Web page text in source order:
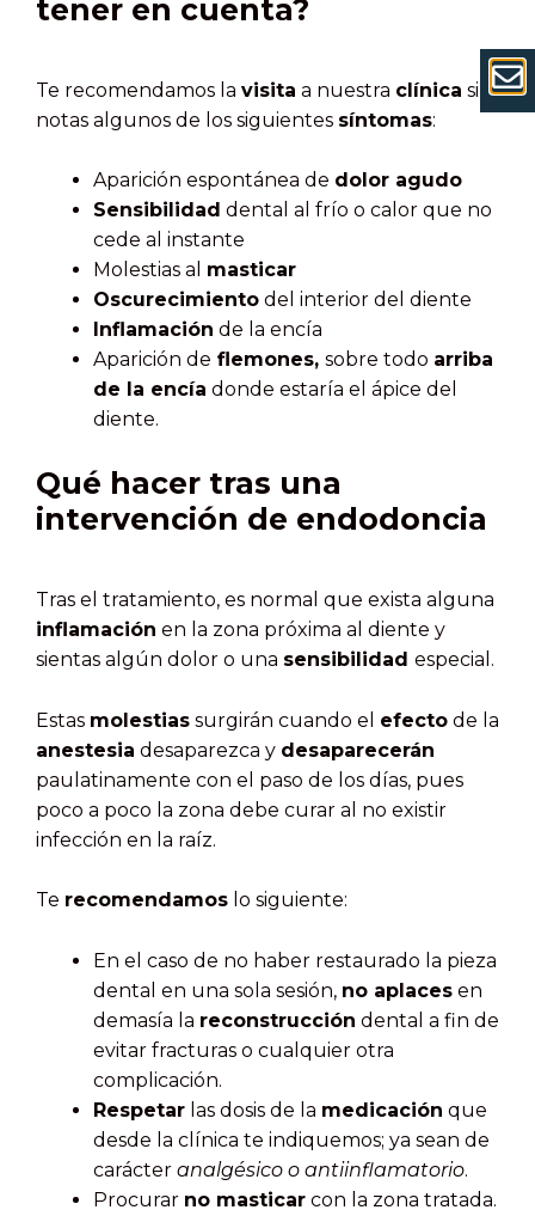
tener en cuenta?
Te recomendamos la visita a nuestra clínica si
notas algunos de los siguientes síntomas:
Aparición espontánea de dolor agudo
Sensibilidad dental al frío o calor que no
cede al instante
Molestias al masticar
Oscurecimiento del interior del diente
Inflamación de la encía
Aparición de flemones, sobre todo arriba
de la encía donde estaría el ápice del
diente.
Qué hacer tras una
intervención de endodoncia
Tras el tratamiento, es normal que exista alguna
inflamación en la zona próxima al diente y
sientas algún dolor o una sensibilidad especial.
Estas molestias surgirán cuando el efecto de la
anestesia desaparezca y desaparecerán
paulatinamente con el paso de los días, pues
poco a poco la zona debe curar al no existir
infección en la raíz.
Te recomendamos lo siguiente:
En el caso de no haber restaurado la pieza
dental en una sola sesión, no aplaces en
demasía la reconstrucción dental a fin de
evitar fracturas o cualquier otra
complicación.
Respetar las dosis de la medicación que
desde la clínica te indiquemos; ya sean de
carácter analgésico o antiinflamatorio.
Procurar no masticar con la zona tratada.